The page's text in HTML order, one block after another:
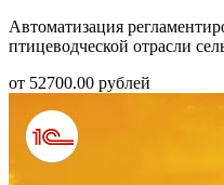
Автоматизация
птицеводческой отрасли
от 52700.00 рублей